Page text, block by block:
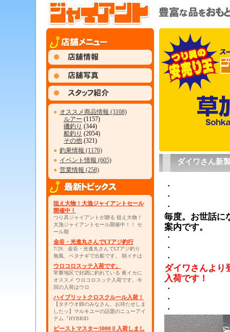
● オススメ商品情報 (3108)
ルアー (1157)
磯釣り (344)
船釣り (2054)
その他 (321)
● 釣果情報 (1176)
● イベント情報 (605)
● 営業情報 (258)
狙え大物！大漁ジャイアントセール
開催中！
つり具ジャイアントが贈る 狙え大物！
大漁ジャイアントセール開催中！！ セ
ール期
金谷・光進丸さんでLTアジ釣行
7/29、金谷・光進丸さんでLTアジ釣り
無風、ベタナギで出船です。 朝イチは
ウロコロスッテ入荷です。
常磐地区で好調に釣れている 夜イカに
オススメ ウロコロスッテ入荷です。今
回の入荷はウロ
ハイブリットクロスクルール入荷！
【タチウオ師のみなさん、お待たせしま
したッ】マルキユーの話題のニューアイ
テム『HYBRID
ビーストマスター3000Ⅱ入荷しまし
ダイワさん新
・
・
・
毎度。お世話に
案内です。
・
・
・
ダイワさんよ
入荷です！
・
・
・